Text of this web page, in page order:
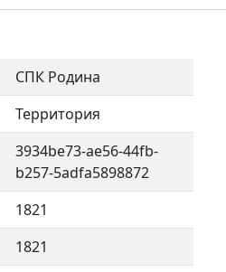
СПК Родина
Территория
3934be73-ae56-44fb-
b257-5adfa5898872
1821
1821